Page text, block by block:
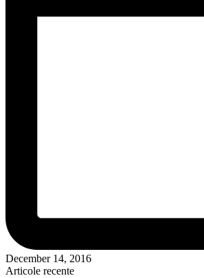
December 14, 2016
Articole recente